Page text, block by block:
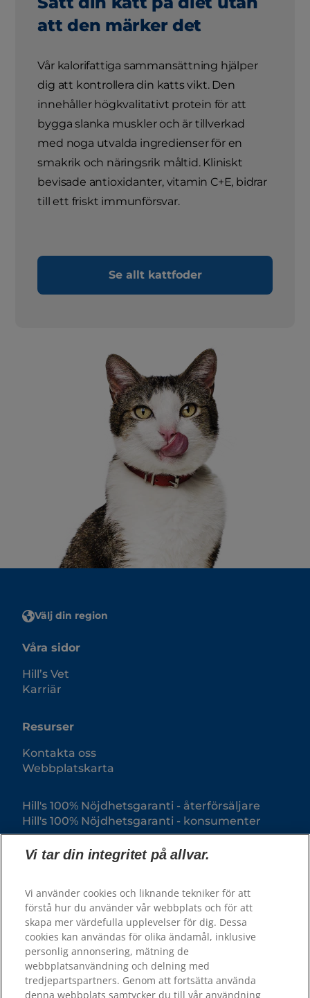
att den märker det
Vår kalorifattiga sammansättning hjälper
dig att kontrollera din katts vikt. Den
innehåller högkvalitativt protein för att
bygga slanka muskler och är tillverkad
med noga utvalda ingredienser för en
smakrik och näringsrik måltid. Kliniskt
bevisade antioxidanter, vitamin C+E, bidrar
till ett friskt immunförsvar.
Se allt kattfoder
Välj din region
Våra sidor
Hill’s Vet
Karriär
Resurser
Kontakta oss
Webbplatskarta
Hill's 100% Nöjdhetsgaranti - återförsäljare
Hill's 100% Nöjdhetsgaranti - konsumenter
© 2025 Hill's Pet Nutrition, Inc.
All rights reserved.
Vi tar din integritet på allvar.
Vi använder cookies och liknande tekniker för att
förstå hur du använder vår webbplats och för att
skapa mer värdefulla upplevelser för dig. Dessa
cookies kan användas för olika ändamål, inklusive
personlig annonsering, mätning de
webbplatsanvändning och delning med
tredjepartspartners. Genom att fortsätta använda
denna webbplats samtycker du till vår användning